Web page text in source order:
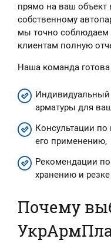
прямо на ваш объект
собственному
мы точно соблюдаем
клиентам полную
Наша команда
Индивидуальный
арматуры для
Консультации
его применению,
Рекомендации
хранению и
Почему